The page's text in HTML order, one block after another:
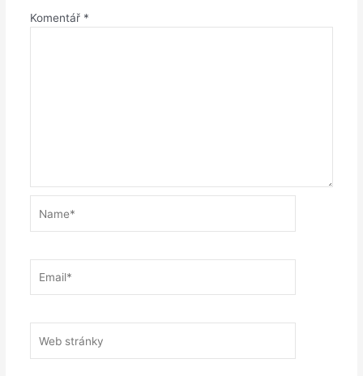
Komentář *
stránky